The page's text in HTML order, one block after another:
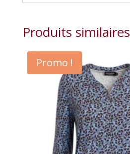
Produits similaires
Promo !